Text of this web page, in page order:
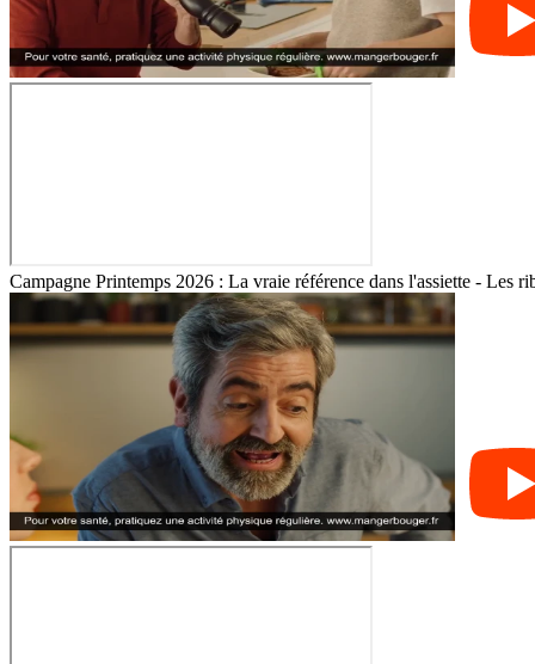
Campagne Printemps 2026 : La vraie référence dans l'assiette - Les